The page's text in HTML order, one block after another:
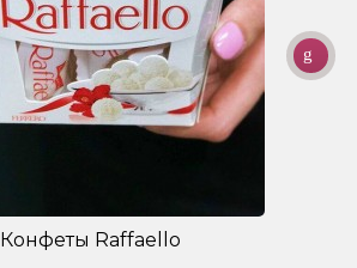
Конфеты Raffaello